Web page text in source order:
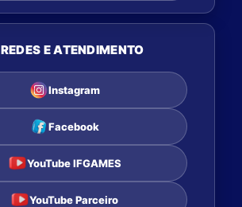
REDES E ATENDIMENTO
Instagram
Facebook
YouTube IFGAMES
YouTube Parceiro